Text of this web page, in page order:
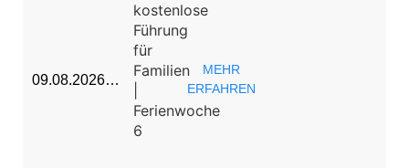
09.08.2026…
kostenlose
Führung
für
Familien
Ferienwoche
6
MEHR
ERFAHREN